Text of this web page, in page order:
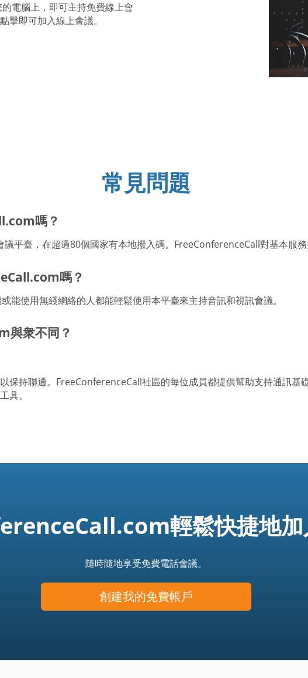
電腦上，即可主持免費線上會
擊即可加入線上會議。
常見問題
嗎？
平臺，在超過80個國家有本地撥入碼。FreeConferenceCall對基本服務
嗎？
能使用無綫網絡的人都能輕鬆使用本平臺來主持音訊和視訊會議。
與衆不同？
保持聯通。FreeConferenceCall社區的每位成員都提供幫助支持通訊基
具。
輕鬆快捷地加
隨時隨地享受免費電話會議。
創建我的免費帳戶